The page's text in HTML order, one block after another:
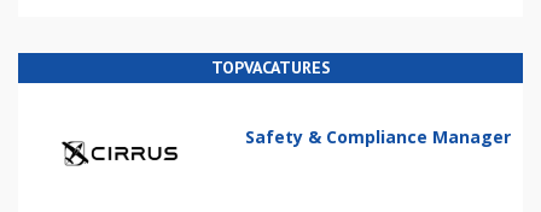
TOPVACATURES
Safety & Compliance Manager